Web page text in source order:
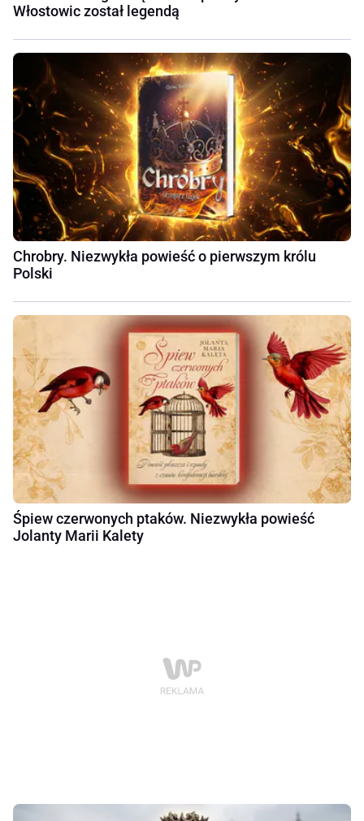
Włostowic został legendą
Chrobry. Niezwykła powieść o pierwszym królu
Polski
Śpiew czerwonych ptaków. Niezwykła powieść
Jolanty Marii Kalety